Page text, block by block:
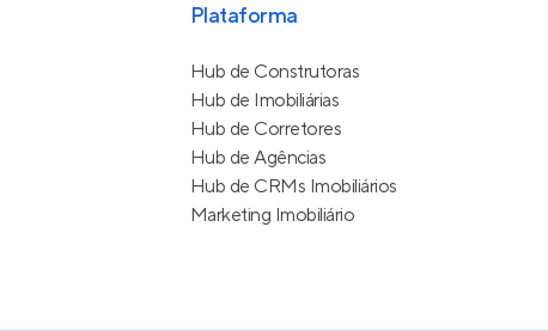
Plataforma
Hub de Construtoras
Hub de Imobiliárias
Hub de Corretores
Hub de Agências
Hub de CRMs Imobiliários
Marketing Imobiliário